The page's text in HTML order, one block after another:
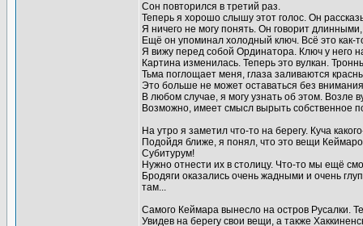
Сон повторился в третий раз.
Теперь я хорошо слышу этот голос. Он
Я ничего не могу понять. Он говорит
Ещё он упоминал холодный ключ. Всё это как-
Я вижу перед собой Ординатора. Ключ у него
Картина изменилась. Теперь это вулкан.
Тьма поглощает меня, глаза заливаются
Это больше не может оставаться без
В любом случае, я могу узнать об этом. Возле
Возможно, имеет смысл вырыть собственное
На утро я заметил что-то на берегу. Куча
Подойдя ближе, я понял, что это вещи
Субитурум!
Нужно отнести их в столицу. Что-то мы ещё
Бродяги оказались очень жадными и очень
там...
Самого Кеймара вынесло на остров Русалки.
Увидев на берегу свои вещи, а также